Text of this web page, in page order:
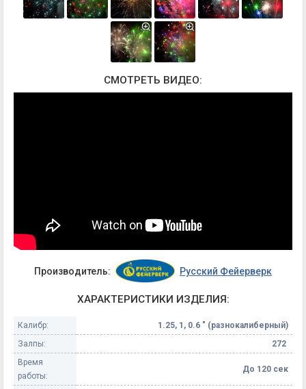
СМОТРЕТЬ ВИДЕО:
Производитель: Русский Фейерверк
ХАРАКТЕРИСТИКИ ИЗДЕЛИЯ:
Калибр:
1.25, 1, 0.6 " (разнокалиберный)
Залпы:
272
Время
работы:
До 120 сек